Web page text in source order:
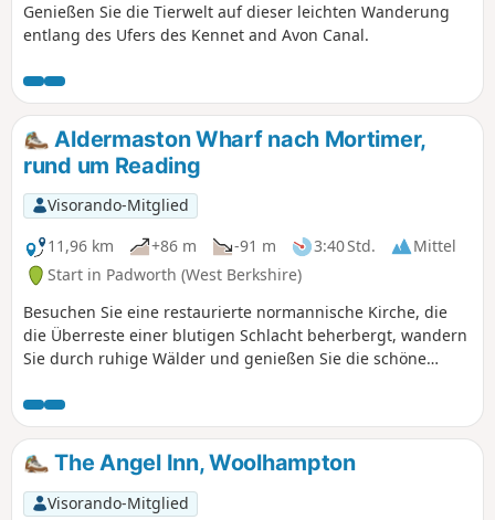
Genießen Sie die Tierwelt auf dieser leichten Wanderung
entlang des Ufers des Kennet and Avon Canal.
Aldermaston Wharf nach Mortimer,
rund um Reading
Visorando-Mitglied
11,96 km
+86 m -91 m 3:40 Std.
Mittel
Start in Padworth (West Berkshire)
Besuchen Sie eine restaurierte normannische Kirche, die
die Überreste einer blutigen Schlacht beherbergt, wandern
Sie durch ruhige Wälder und genießen Sie die schöne
The Angel Inn, Woolhampton
Visorando-Mitglied